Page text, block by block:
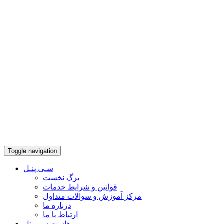
Toggle navigation
سـی پنـل
برگ نخست
قوانین و شرایط خدمات
مرکز آموزش و سوالات متداول
درباره ما
ارتباط با ما